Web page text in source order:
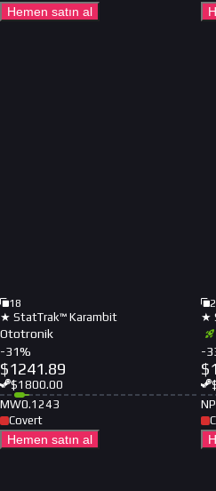
Hemen satın al
18
★ StatTrak™ Karambit
Ototronik
-31%
$1241.89
$1800.00
MW0.1243
Covert
Hemen satın al
★
-
$
NP